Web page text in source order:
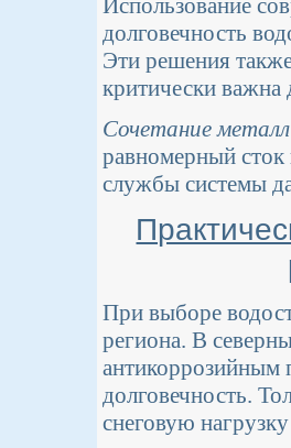
Использование
долговечность
Эти решения
критически важна
Сочетание
равномерный сток
службы системы
При выборе
региона. В
антикоррозийным
долговечность.
снеговую